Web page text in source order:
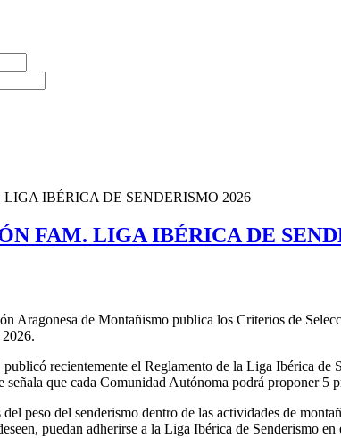
IBÉRICA DE SENDERISMO 2026
FAM. LIGA IBÉRICA DE
Aragonesa de Montañismo publica los Criterios de
2026.
recientemente el Reglamento de la Liga Ibérica de
señala que cada Comunidad Autónoma podrá proponer
del peso del senderismo dentro de las actividades de
puedan adherirse a la Liga Ibérica de Senderismo en